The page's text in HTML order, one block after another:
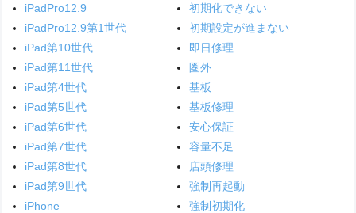
iPadPro12.9
iPadPro12.9第1世代
iPad第10世代
iPad第11世代
iPad第4世代
iPad第5世代
iPad第6世代
iPad第7世代
iPad第8世代
iPad第9世代
iPhone
初期化できない
初期設定が進まない
即日修理
圏外
基板
基板修理
安心保証
容量不足
店頭修理
強制再起動
強制初期化